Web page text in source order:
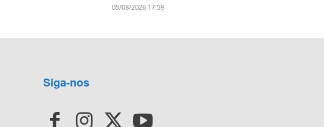
05/08/2026 17:59
Siga-nos